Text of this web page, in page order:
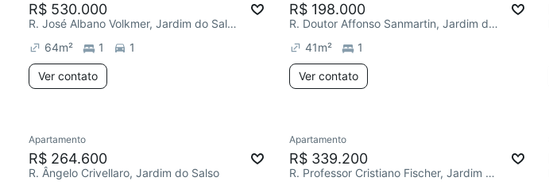
R$ 530.000
R. José Albano Volkmer, Jardim do Salso
64m² 1 1
Ver contato
R$ 198.000
R. Doutor Affonso Sanmartin, Jardim do Salso
41m² 1
Ver contato
Redecorar
Apartamento
R$ 264.600
R. Ângelo Crivellaro, Jardim do Salso
Redecorar
Apartamento
R$ 339.200
R. Professor Cristiano Fischer, Jardim do Salso